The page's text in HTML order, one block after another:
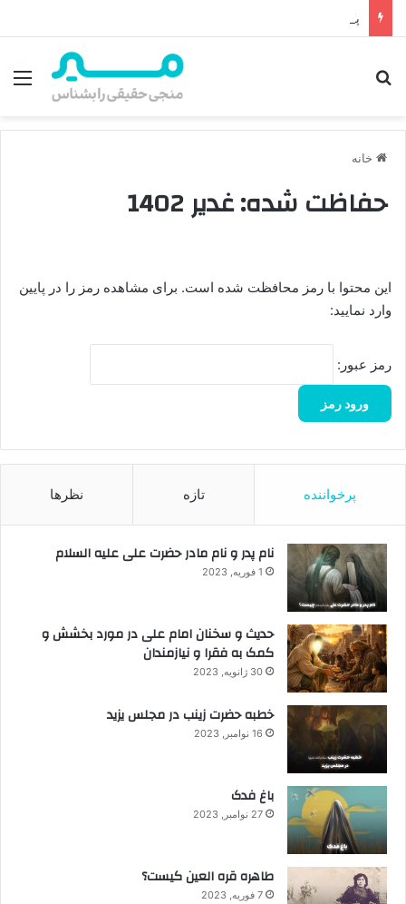
پکیج برگزاری مسابقه غدیر – عهد پدری⁴
خانه
حفاظت شده: غدیر 1402
این محتوا با رمز محافظت شده است. برای مشاهده رمز را در پایین
وارد نمایید:
رمز عبور:
پرخواننده تازه نظرها
نام پدر و نام مادر حضرت علی علیه السلام
1 فوریه, 2023
حدیث و سخنان امام علی در مورد بخشش و
کمک به فقرا و نیازمندان
30 ژانویه, 2023
خطبه حضرت زینب در مجلس یزید
16 نوامبر, 2023
باغ فدک
27 نوامبر, 2023
طاهره قره العین کیست؟
7 فوریه, 2023